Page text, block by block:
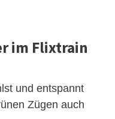
im Flixtrain
und entspannt
Zügen auch